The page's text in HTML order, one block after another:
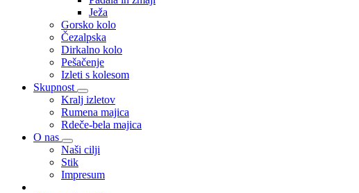
Ježa
Gorsko kolo
Čezalpska
Dirkalno kolo
Pešačenje
Izleti s kolesom
Skupnost
Kralj izletov
Rumena majica
Rdeče-bela majica
O nas
Naši cilji
Stik
Impresum